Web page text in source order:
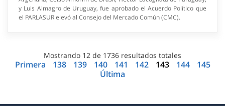
y Luis Almagro de Uruguay, fue aprobado el Acuerdo Político que
el PARLASUR elevó al Consejo del Mercado Común (CMC).
Mostrando 12 de 1736 resultados totales
Primera 138 139 140 141 142 143 144
145
Última